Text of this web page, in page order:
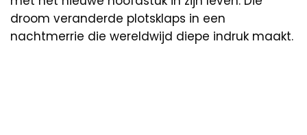
droom veranderde plotsklaps in een
nachtmerrie die wereldwijd diepe indruk maakt.